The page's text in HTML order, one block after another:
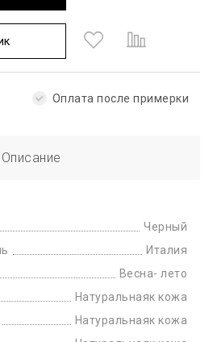
Оплата после примерки
Описание
Черный
Италия
Весна- лето
Натуральнаяк кожа
Натуральнаяк кожа